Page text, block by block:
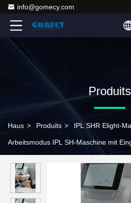
info@gomecy.com
Produits
Haus > Produits > IPL SHR Elight-
Arbeitsmodus IPL SH-Maschine mit